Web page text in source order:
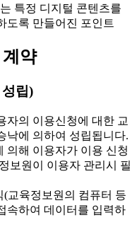
특정 디지털 콘텐츠를
도록 만들어진 포인트
약
립)
의 이용신청에 대한 교
낙에 의하여 성립됩니다.
의해 이용자가 이용 신청
보원이 이용자 관리시 필
교육정보원의 컴퓨터 등
속하여 데이터를 입력하